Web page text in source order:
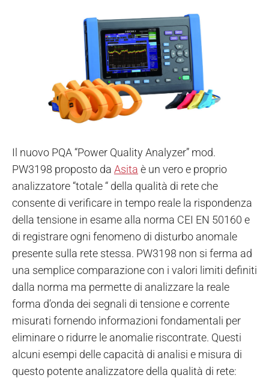
Il nuovo PQA “Power Quality Analyzer” mod.
PW3198 proposto da Asita è un vero e proprio
analizzatore “totale “ della qualità di rete che
consente di verificare in tempo reale la rispondenza
della tensione in esame alla norma CEI EN 50160 e
di registrare ogni fenomeno di disturbo anomale
presente sulla rete stessa. PW3198 non si ferma ad
una semplice comparazione con i valori limiti definiti
dalla norma ma permette di analizzare la reale
forma d’onda dei segnali di tensione e corrente
misurati fornendo informazioni fondamentali per
eliminare o ridurre le anomalie riscontrate. Questi
alcuni esempi delle capacità di analisi e misura di
questo potente analizzatore della qualità di rete: